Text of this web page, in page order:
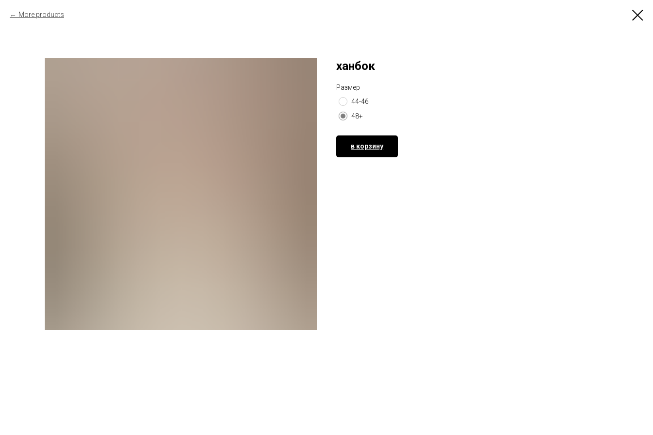
More products
ханбок
Размер
44-46
48+
в корзину